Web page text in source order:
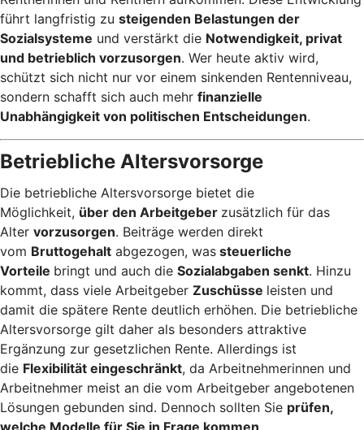
führt langfristig zu steigenden Belastungen der
Sozialsysteme und verstärkt die Notwendigkeit, privat
und betrieblich vorzusorgen. Wer heute aktiv wird,
schützt sich nicht nur vor einem sinkenden Rentenniveau,
sondern schafft sich auch mehr finanzielle
Unabhängigkeit von politischen Entscheidungen.
Betriebliche Altersvorsorge
Die betriebliche Altersvorsorge bietet die
Möglichkeit, über den Arbeitgeber zusätzlich für das
Alter vorzusorgen. Beiträge werden direkt
vom Bruttogehalt abgezogen, was steuerliche
Vorteile bringt und auch die Sozialabgaben senkt. Hinzu
kommt, dass viele Arbeitgeber Zuschüsse leisten und
damit die spätere Rente deutlich erhöhen. Die betriebliche
Altersvorsorge gilt daher als besonders attraktive
Ergänzung zur gesetzlichen Rente. Allerdings ist
die Flexibilität eingeschränkt, da Arbeitnehmerinnen und
Arbeitnehmer meist an die vom Arbeitgeber angebotenen
Lösungen gebunden sind. Dennoch sollten Sie prüfen,